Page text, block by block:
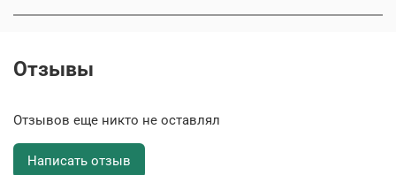
Отзывы
Отзывов еще никто не оставлял
Написать отзыв